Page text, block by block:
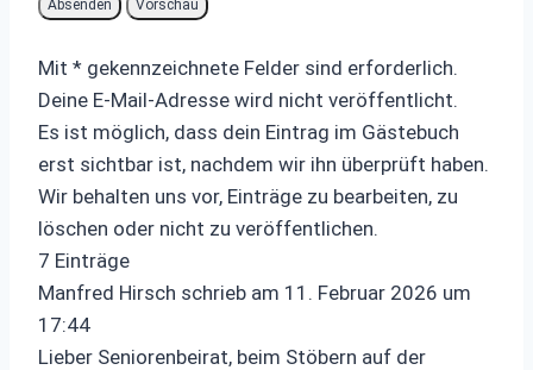
Mit * gekennzeichnete Felder sind erforderlich.
Deine E-Mail-Adresse wird nicht veröffentlicht.
Es ist möglich, dass dein Eintrag im Gästebuch
erst sichtbar ist, nachdem wir ihn überprüft haben.
Wir behalten uns vor, Einträge zu bearbeiten, zu
löschen oder nicht zu veröffentlichen.
7 Einträge
Manfred Hirsch schrieb am 11. Februar 2026 um
17:44
Lieber Seniorenbeirat, beim Stöbern auf der